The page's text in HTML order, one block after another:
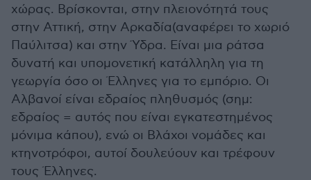
χώρας. Βρίσκονται, στην πλειονότητά τους
στην Αττική, στην Αρκαδία(αναφέρει το χωριό
Παύλιτσα) και στην Ύδρα. Είναι μια ράτσα
δυνατή και υπομονετική κατάλληλη για τη
γεωργία όσο οι Έλληνες για το εμπόριο. Οι
Αλβανοί είναι εδραίος πληθυσμός (σημ:
εδραίος = αυτός που είναι εγκατεστημένος
μόνιμα κάπου), ενώ οι Βλάχοι νομάδες και
κτηνοτρόφοι, αυτοί δουλεύουν και τρέφουν
τους Έλληνες.